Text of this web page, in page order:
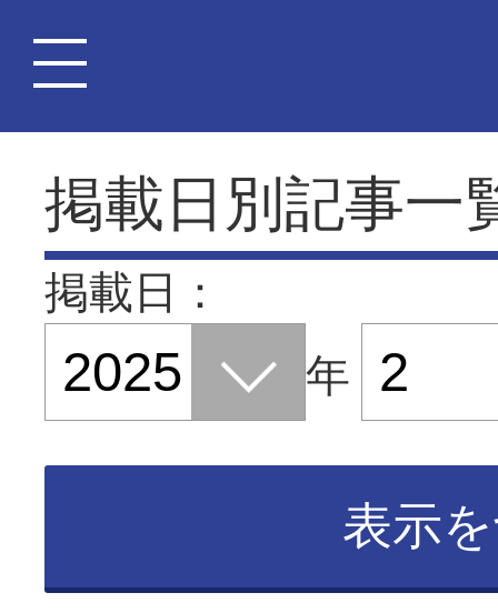
掲載日別記事一
掲載日：
年
表示